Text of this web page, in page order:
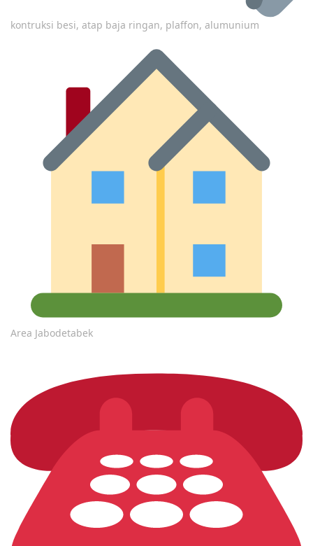
kontruksi besi, atap baja ringan, plaffon, alumunium
Area Jabodetabek